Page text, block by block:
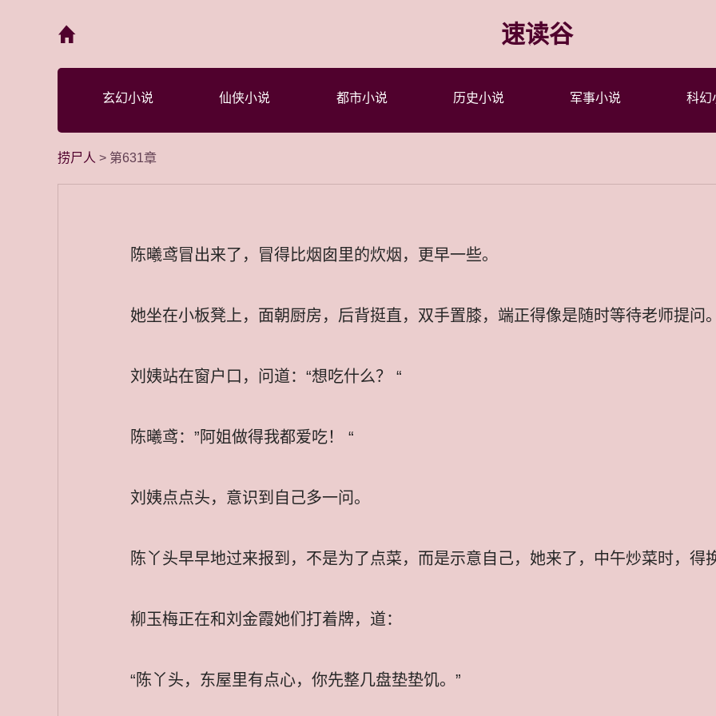
速读谷
玄幻小说 仙侠小说 都市小说 历史小说 军事小说 科幻
捞尸人 > 第631章
陈曦鸢冒出来了，冒得比烟囱里的炊烟，更早一些。
她坐在小板凳上，面朝厨房，后背挺直，双手置膝，端正得像是随时等待老师提问
刘姨站在窗户口，问道：“想吃什么？ “
陈曦鸢：”阿姐做得我都爱吃！ “
刘姨点点头，意识到自己多一问。
陈丫头早早地过来报到，不是为了点菜，而是示意自己，她来了，中午炒菜时，得
柳玉梅正在和刘金霞她们打着牌，道：
“陈丫头，东屋里有点心，你先整几盘垫垫饥。”